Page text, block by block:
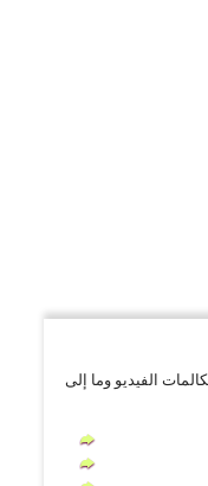
الفيديو وما إلى